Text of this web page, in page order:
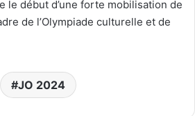
le début d’une forte mobilisation de
de l’Olympiade culturelle et de
JO 2024